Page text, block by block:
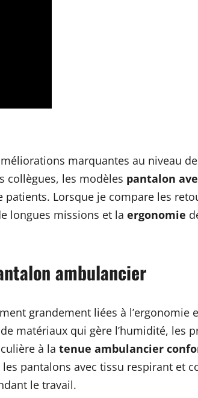
marquantes au niveau
collègues, les modèles pantalon
Lorsque je compare les
longues missions et la ergonomie
ambulancier
grandement liées à l’ergonomie
matériaux qui gère l’humidité, les
à la tenue ambulancier
pantalons avec tissu respirant et
le travail.